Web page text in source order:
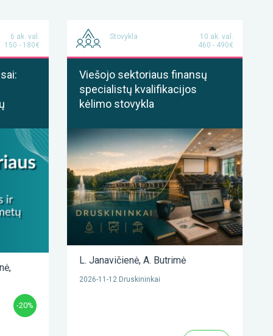
6 ak. val.
150 - 180€
,
-20%
Stovykla
10 ak. val.
460 - 490€
Viešojo sektoriaus finansų
specialistų kvalifikacijos
kėlimo stovykla
L. Janavičienė, A. Butrimė
2026-11-12 Druskininkai